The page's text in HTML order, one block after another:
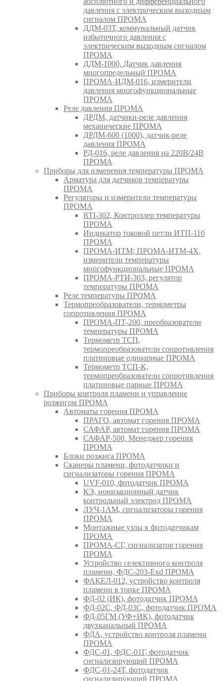
давления с электрическим выходным
сигналом ПРОМА
ДДМ-03Т, коммунальный датчик
избыточного давления с
электрическим выходным сигналом
ПРОМА
ДДМ-1000, Датчик давления
многопредельный ПРОМА
ПРОМА-ИДМ-016, измерители
давления многофункциональные
ПРОМА
Реле давления ПРОМА
ДРДМ, датчики-реле давления
механические ПРОМА
ДРДМ-600 (1000), датчик-реле
давления ПРОМА
РД-016, реле давления на 220В/24В
ПРОМА
Приборы для измерения температуры ПРОМА
Арматура для датчиков температуры
ПРОМА
Регуляторы и измерители температуры
ПРОМА
RTI-302, Контроллер температуры
ПРОМА
Индикатор токовой петли ИТП-110
ПРОМА
ПРОМА-ИТМ; ПРОМА-ИТМ-4Х,
измерители температуры
многофункциональные ПРОМА
ПРОМА-РТИ-303, регулятор
температуры ПРОМА
Реле температуры ПРОМА
Термопреобразователи, термометры
сопротивления ПРОМА
ПРОМА-ПТ-200, преобразователи
температуры ПРОМА
Термометр ТСП,
термопреобразователи сопротивления
платиновые одинарные ПРОМА
Термометр ТСП-К,
термопреобразователи сопротивления
платиновые парные ПРОМА
Приборы контроля пламени и управление
розжигом ПРОМА
Автоматы горения ПРОМА
ПРАГО, автомат горения ПРОМА
САФАР, автомат горения ПРОМА
САФАР-500, Менеджер горения
ПРОМА
Блоки розжига ПРОМА
Сканеры пламени, фотодатчики и
сигнализаторы горения ПРОМА
UVF-010, фотодатчик ПРОМА
КЭ, ионизационный датчик
контрольный электрод ПРОМА
ЛУЧ-1АМ, сигнализаторы горения
ПРОМА
Монтажные узлы к фотодатчикам
ПРОМА
ПРОМА-СГ, сигнализатор горения
ПРОМА
Устройство селективного контроля
пламени, ФДС-203-Exd ПРОМА
ФАКЕЛ-012, устройство контроля
пламени в топке ПРОМА
ФД-02 (ИК), фотодатчик ПРОМА
ФД-02С, ФД-03С, фотодатчик ПРОМА
ФД-05ГМ (УФ+ИК), фотодатчик
двухканальный ПРОМА
ФДА, устройство контроля пламени
ПРОМА
ФДС-01, ФДС-01Г, фотодатчик
сигнализирующий ПРОМА
ФДС-01-24Т, фотодатчик
сигнализирующий ПРОМА